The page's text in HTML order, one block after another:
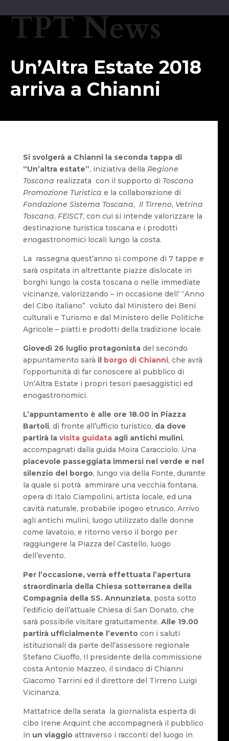
TPT News
Un’Altra Estate 2018
arriva a Chianni
Si svolgerà a Chianni la seconda tappa di
“Un’altra estate”, iniziativa della Regione
Toscana realizzata con il supporto di Toscana
Promozione Turistica e la collaborazione di
Fondazione Sistema Toscana, Il Tirreno, Vetrina
Toscana, FEISCT, con cui si intende valorizzare la
destinazione turistica toscana e i prodotti
enogastronomici locali lungo la costa.
La rassegna quest’anno si compone di 7 tappe e
sarà ospitata in altrettante piazze dislocate in
borghi lungo la costa toscana o nelle immediate
vicinanze, valorizzando – in occasione dell’ “Anno
del Cibo italiano” voluto dal Ministero dei Beni
culturali e Turismo e dal Ministero delle Politiche
Agricole – piatti e prodotti della tradizione locale.
Giovedì 26 luglio protagonistadel secondo
appuntamento sarà il borgo di Chianni, che avrà
l’opportunità di far conoscere al pubblico di
Un’Altra Estate i propri tesori paesaggistici ed
enogastronomici.
L’appuntamento è alle ore 18.00 in Piazza
Bartoli, di fronte all’ufficio turistico, da dove
partirà la visita guidataagli antichi mulini,
accompagnati dalla guida Moira Caracciolo. Una
piacevole passeggiata immersi nel verde e nel
silenzio del borgo, lungo via della Fonte, durante
la quale si potrà ammirare una vecchia fontana,
opera di Italo Ciampolini, artista locale, ed una
cavità naturale, probabile ipogeo etrusco. Arrivo
agli antichi mulini, luogo utilizzato dalle donne
come lavatoio, e ritorno verso il borgo per
raggiungere la Piazza del Castello, luogo
dell’evento.
Per l’occasione, verrà effettuata l’apertura
straordinaria della Chiesa sotterranea della
Compagnia della SS. Annunziata, posta sotto
l’edificio dell’attuale Chiesa di San Donato, che
sarà possibile visitare gratuitamente. Alle 19.00
partirà ufficialmente l’eventocon i saluti
istituzionali da parte dell’assessore regionale
Stefano Ciuoffo, Il presidente della commissione
costa Antonio Mazzeo, il sindaco di Chianni
Giacomo Tarrini ed il direttore del Tirreno Luigi
Vicinanza.
Mattatrice della serata la giornalista esperta di
cibo Irene Arquint che accompagnerà il pubblico
in un viaggioattraverso i racconti del luogo in